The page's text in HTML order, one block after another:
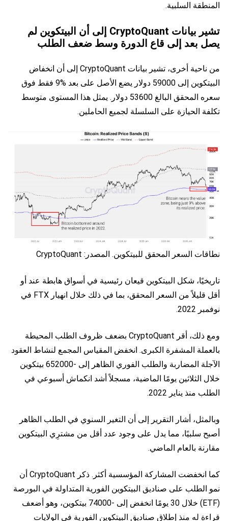
المنطقة السلبية.
تشير بيانات CryptoQuant إلى أن البيتكوين لم
يصل بعد إلى قاع الدورة وسط ضعف الطلب
من ناحية أخرى، تشير بيانات CryptoQuant إلى أن انخفاض
البيتكوين إلى 59000 دولار يضع الأصل على بعد %9 فقط فوق
سعره المحقق البالغ 53600 دولار. يمثل هذا المستوى متوسط
تكلفة الحيازة على السلسلة لجميع الحاملين.
نطاقات السعر المحقق للبيتكوين. المصدر: CryptoQuant
تاريخيًا، شكل البيتكوين قيعان رئيسية في أسواق هابطة عند أو
أقل قليلاً من السعر المحقق، بما في ذلك خلال انهيار FTX في
نوفمبر 2022.
ومع ذلك، أقر CryptoQuant بضعف ظروف الطلب المحيطة
بالعملة المشفرة الكبرى. انخفض المقياس المجمع لنشاط العقود
الآجلة المضاربة والطلب الفوري الظاهر إلى -652000 بيتكوين
خلال الثلاثين يومًا الماضية، مسجلاً أشد انكماش أسبوعي في
الطلب منذ يناير 2022.
وبالمثل، أشار التقرير إلى أن التغير السنوي في الطلب الظاهر
أصبح سلبيًا، مما يدل على وجود عدد أقل من مشترِي البيتكوين
مقارنة بالعام الماضي.
كما انخفضت المشاركة المؤسسية أكثر. ذكر CryptoQuant أن
نمو الطلب على صناديق البيتكوين الفورية المتداولة في البورصة
(ETF) خلال 30 يومًا انخفض إلى -74000 بيتكوين، وهو أضعف
قراءة له منذ إطلاق صناديق البيتكوين الفورية في الولايات